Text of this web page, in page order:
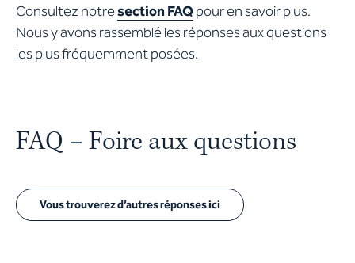
Consultez notresection FAQpour en savoir plus.
Nous y avons rassemblé les réponses aux questions
les plus fréquemment posées.
FAQ – Foire aux questions
Vous trouverez d’autres réponses ici